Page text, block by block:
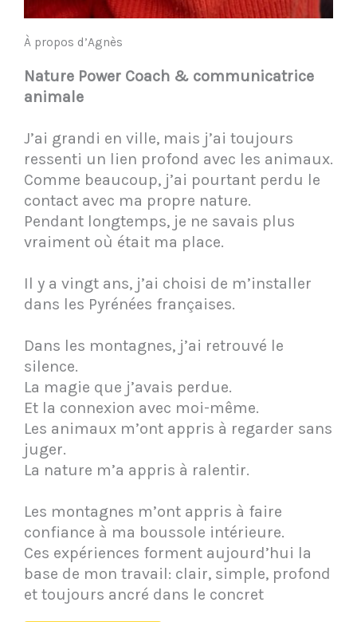
À propos d’Agnès
Nature Power Coach & communicatrice
animale
J’ai grandi en ville, mais j’ai toujours
ressenti un lien profond avec les animaux.
Comme beaucoup, j’ai pourtant perdu le
contact avec ma propre nature.
Pendant longtemps, je ne savais plus
vraiment où était ma place.
Il y a vingt ans, j’ai choisi de m’installer
dans les Pyrénées françaises.
Dans les montagnes, j’ai retrouvé le
silence.
La magie que j’avais perdue.
Et la connexion avec moi-même.
Les animaux m’ont appris à regarder sans
juger.
La nature m’a appris à ralentir.
Les montagnes m’ont appris à faire
confiance à ma boussole intérieure.
Ces expériences forment aujourd’hui la
base de mon travail: clair, simple, profond
et toujours ancré dans le concret